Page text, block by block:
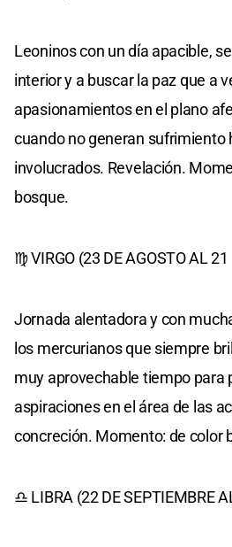
Leoninos con un día apacible,
interior y a buscar la paz que a
apasionamientos en el plano
cuando no generan sufrimiento
involucrados. Revelación.
bosque.
♍ VIRGO (23 DE AGOSTO AL
Jornada alentadora y con
los mercurianos que siempre
muy aprovechable tiempo para
aspiraciones en el área de las
concreción. Momento: de color
♎ LIBRA (22 DE SEPTIEMBRE